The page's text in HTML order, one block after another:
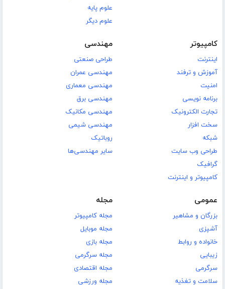
علوم پایه
علوم دیگر
کامپیوتر
اینترنت
آموزش و ترفند
امنیت
برنامه نویسی
تجارت الکترونیک
سخت افزار
شبکه
طراحی وب سایت
گرافیک
کامپیوتر و اینترنت
مهندسی
طراحی صنعتی
مهندسی عمران
مهندسی معماری
مهندسی برق
مهندسی مکانیک
مهندسی شیمی
روباتیک
سایر مهندسی‌ها
عمومی
بزرگان و مشاهیر
آشپزی
خانواده و روابط
زیبایی
سرگرمی
سلامت و تغذیه
مجله
مجله کامپیوتر
مجله موبایل
مجله بازی
مجله سرگرمی
مجله اقتصادی
مجله ورزشی